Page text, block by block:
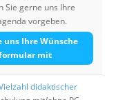
Sie gerne uns Ihre
vorgeben.
uns Ihre Wünsche
mit
didaktischer